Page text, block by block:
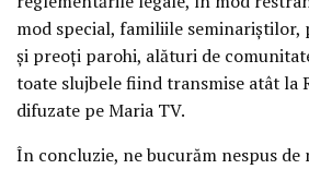
mod special, familiile seminariștilor,
și preoți parohi, alături de
toate slujbele fiind transmise atât la
difuzate pe Maria TV.
În concluzie, ne bucurăm nespus